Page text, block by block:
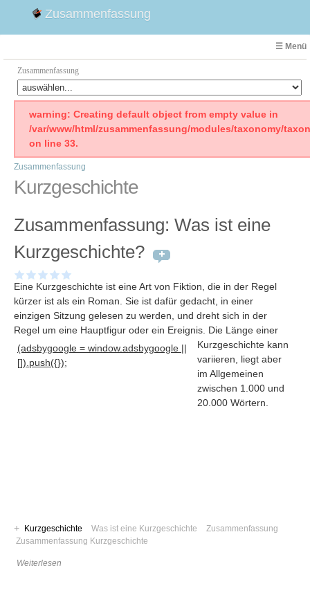
Zusammenfassung
☰ Menü
Zusammenfassung
Faust
Willhelm Tell
Emilia Galotti
1. Weltkrieg Zusammenfassung
Weimarer Republik
Die Räuber
Maria Stuart
Woyzeck
Navigation
warning: Creating default object from empty value in
/var/www/html/zusammenfassung/modules/taxonomy/
on line 33.
Zusammenfassung
Kurzgeschichte
Zusammenfassung: Was ist eine
Kurzgeschichte?
Eine Kurzgeschichte ist eine Art von Fiktion, die in der Regel
kürzer ist als ein Roman. Sie ist dafür gedacht, in einer
einzigen Sitzung gelesen zu werden, und dreht sich in der
Regel um eine Hauptfigur oder ein Ereignis
(adsbygoogle = window.adsbygoogle ||
[]).push({});
. Die Länge einer
Kurzgeschichte kann
variieren, liegt aber
im Allgemeinen
zwischen 1.000 und
20.000 Wörtern.
+ Kurzgeschichte Was ist eine Kurzgeschichte
Zusammenfassung
Zusammenfassung Kurzgeschichte
Weiterlesen